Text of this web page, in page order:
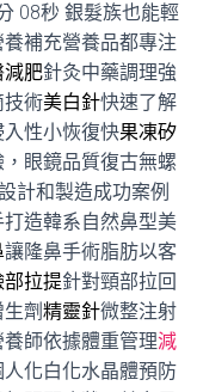
08秒 銀髮族也能輕
補充營養品都專注
減肥針灸中藥調理強
技術美白針快速了解
性小恢復快果凍矽
眼鏡品質復古無螺
計和製造成功案例
打造韓系自然鼻型美
讓隆鼻手術脂肪以客
部拉提針對頸部拉回
劑精靈針微整注射
師依據體重管理減
化白化水晶體預防